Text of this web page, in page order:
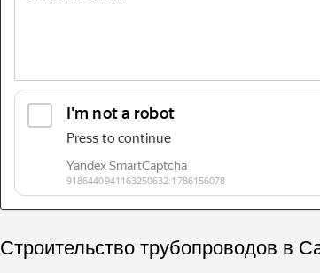
Строительство трубопроводов в